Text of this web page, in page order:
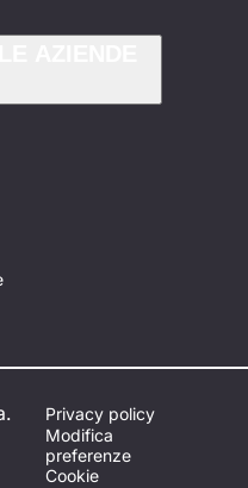
Privacy policy
Modifica
preferenze
Cookie